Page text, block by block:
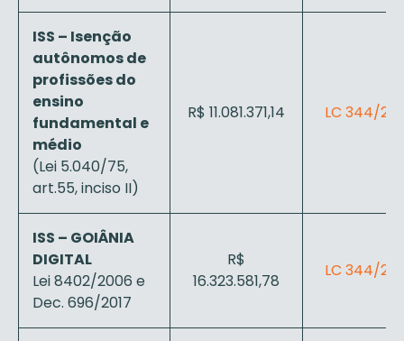
ISS – Isenção
autônomos de
profissões do
ensino
fundamental e
médio
(Lei 5.040/75,
art.55, inciso II)
R$ 11.081.371,14 LC 344/
ISS – GOIÂNIA
DIGITAL
Lei 8402/2006 e
Dec. 696/2017
R$
16.323.581,78
LC 344/